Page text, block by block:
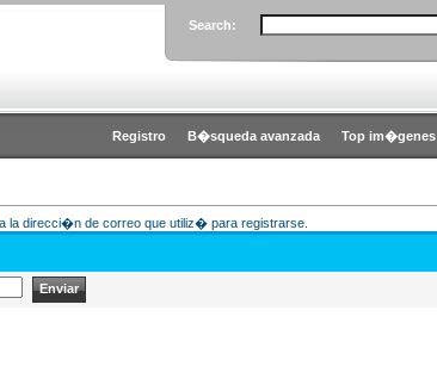
Search:
Registro B�squeda avanzada Top im�genes
la direcci�n de correo que utiliz� para registrarse.